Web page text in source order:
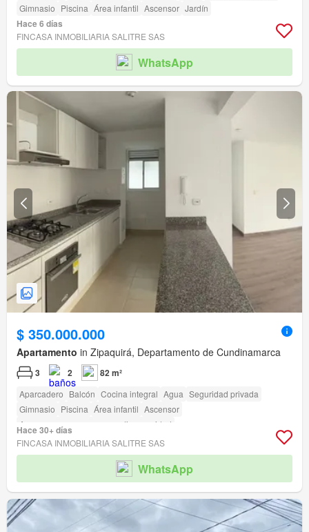
Gimnasio Piscina Área infantil Ascensor Jardín
Hace 6 días
FINCASA INMOBILIARIA SALITRE SAS
WhatsApp
$ 350.000.000
Apartamento in Zipaquirá, Departamento de Cundinamarca
3 2 82 m²
Aparcadero Balcón Cocina integral Agua Seguridad privada
Gimnasio Piscina Área infantil Ascensor
Acceso para personas con discapacidad
Hace 30+ días
FINCASA INMOBILIARIA SALITRE SAS
WhatsApp